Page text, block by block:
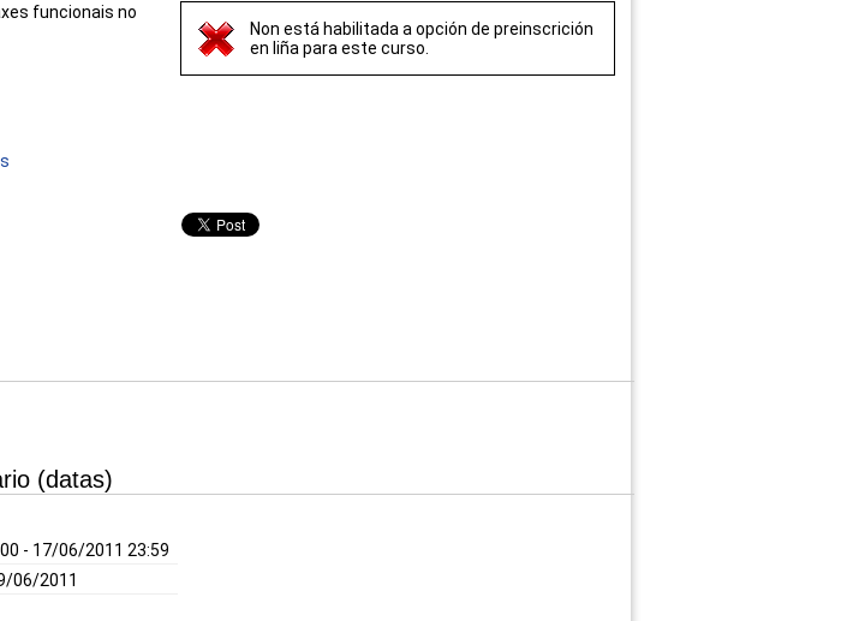
funcionais no
Non está habilitada a opción de preinscrición
en liña para este curso.
(datas)
- 17/06/2011 23:59
06/2011